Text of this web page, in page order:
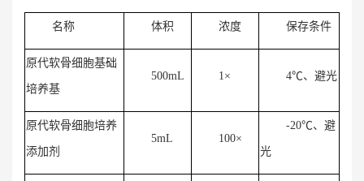
名称 体积 浓度 保存条件
原代软骨细胞基础
培养基
500mL 1× 4℃、避光
原代软骨细胞培养
添加剂
5mL 100×
-20℃、避
光